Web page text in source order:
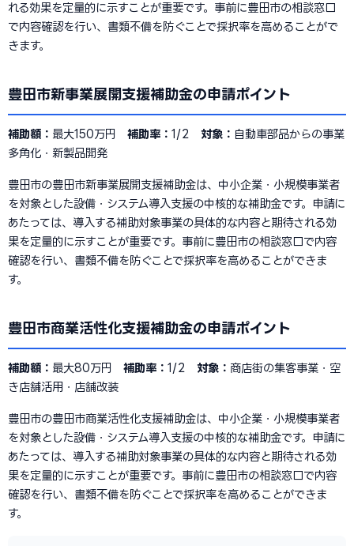
れる効果を定量的に示すことが重要です。事前に豊田市の相談窓口
で内容確認を行い、書類不備を防ぐことで採択率を高めることがで
きます。
豊田市新事業展開支援補助金の申請ポイント
補助額： 最大150万円 補助率： 1/2 対象： 自動車部品からの事業
多角化・新製品開発
豊田市の豊田市新事業展開支援補助金は、中小企業・小規模事業者
を対象とした設備・システム導入支援の中核的な補助金です。申請に
あたっては、導入する補助対象事業の具体的な内容と期待される効
果を定量的に示すことが重要です。事前に豊田市の相談窓口で内容
確認を行い、書類不備を防ぐことで採択率を高めることができま
す。
豊田市商業活性化支援補助金の申請ポイント
補助額： 最大80万円 補助率： 1/2 対象： 商店街の集客事業・空
き店舗活用・店舗改装
豊田市の豊田市商業活性化支援補助金は、中小企業・小規模事業者
を対象とした設備・システム導入支援の中核的な補助金です。申請に
あたっては、導入する補助対象事業の具体的な内容と期待される効
果を定量的に示すことが重要です。事前に豊田市の相談窓口で内容
確認を行い、書類不備を防ぐことで採択率を高めることができま
す。